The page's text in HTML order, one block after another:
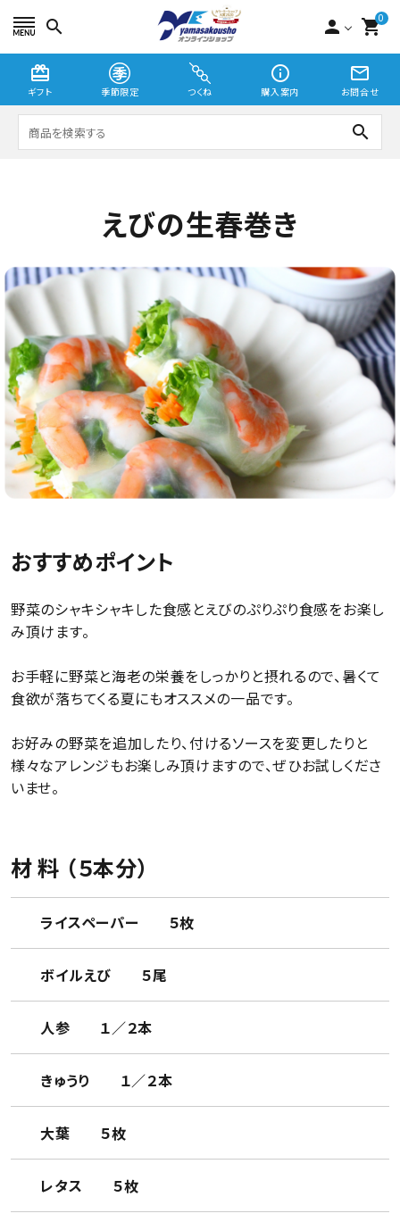
search person 0
shopping_cart
card_giftcard
ギフト 季節限定 つくね
info_outline
購入案内
mail_outline
お問合せ
search
季節限定
贈り物
えびの生春巻き
おすすめポイント
野菜のシャキシャキした食感とえびのぷりぷり食感をお楽し
み頂けます。
お手軽に野菜と海老の栄養をしっかりと摂れるので、暑くて
食欲が落ちてくる夏にもオススメの一品です。
お好みの野菜を追加したり、付けるソースを変更したりと
様々なアレンジもお楽しみ頂けますので、ぜひお試しくださ
いませ。
材 料 （５本分）
ライスペーパー ５枚
ボイルえび ５尾
人参 １／２本
きゅうり １／２本
大葉 ５枚
レタス ５枚